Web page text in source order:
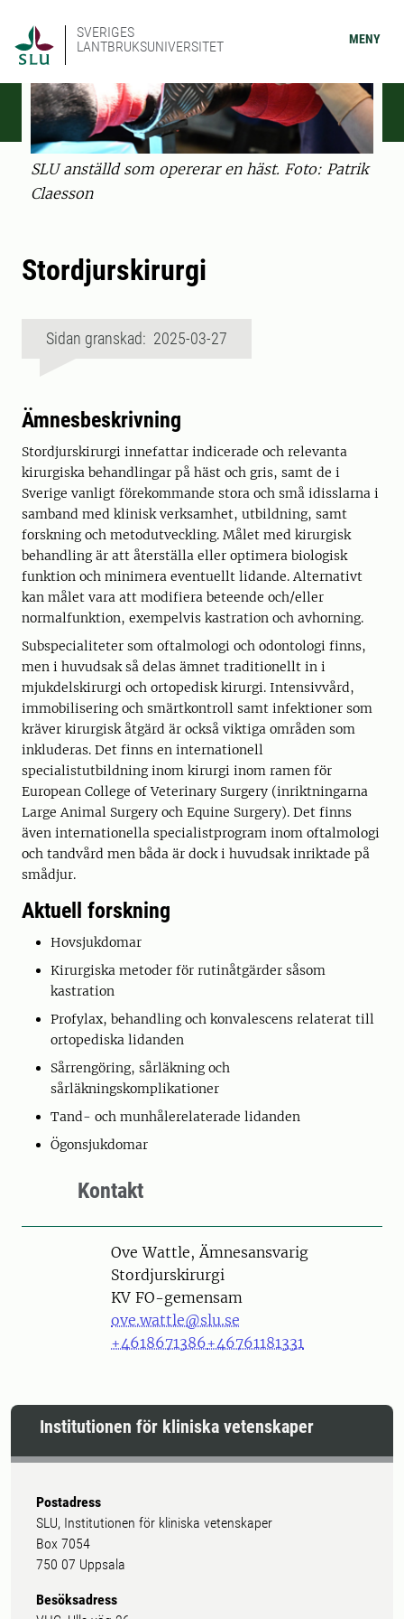
SVERIGES
LANTBRUKSUNIVERSITET
MENY
SLU anställd som opererar en häst. Foto: Patrik
Claesson
Stordjurskirurgi
Sidan granskad: 2025-03-27
Ämnesbeskrivning
Stordjurskirurgi innefattar indicerade och relevanta
kirurgiska behandlingar på häst och gris, samt de i
Sverige vanligt förekommande stora och små idisslarna i
samband med klinisk verksamhet, utbildning, samt
forskning och metodutveckling. Målet med kirurgisk
behandling är att återställa eller optimera biologisk
funktion och minimera eventuellt lidande. Alternativt
kan målet vara att modifiera beteende och/eller
normalfunktion, exempelvis kastration och avhorning.
Subspecialiteter som oftalmologi och odontologi finns,
men i huvudsak så delas ämnet traditionellt in i
mjukdelskirurgi och ortopedisk kirurgi. Intensivvård,
immobilisering och smärtkontroll samt infektioner som
kräver kirurgisk åtgärd är också viktiga områden som
inkluderas. Det finns en internationell
specialistutbildning inom kirurgi inom ramen för
European College of Veterinary Surgery (inriktningarna
Large Animal Surgery och Equine Surgery). Det finns
även internationella specialistprogram inom oftalmologi
och tandvård men båda är dock i huvudsak inriktade på
smådjur.
Aktuell forskning
Hovsjukdomar
Kirurgiska metoder för rutinåtgärder såsom
kastration
Profylax, behandling och konvalescens relaterat till
ortopediska lidanden
Sårrengöring, sårläkning och
sårläkningskomplikationer
Tand- och munhålerelaterade lidanden
Ögonsjukdomar
Kontakt
PersonOve Wattle, Ämnesansvarig
Stordjurskirurgi
KV FO-gemensam
ove.wattle@slu.se
+4618671386+46761181331
Institutionen för kliniska vetenskaper
Postadress
SLU, Institutionen för kliniska vetenskaper
Box 7054
750 07 Uppsala
Besöksadress